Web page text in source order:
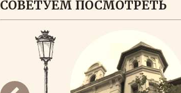
СОВЕТУЕМ ПОСМОТРЕТЬ